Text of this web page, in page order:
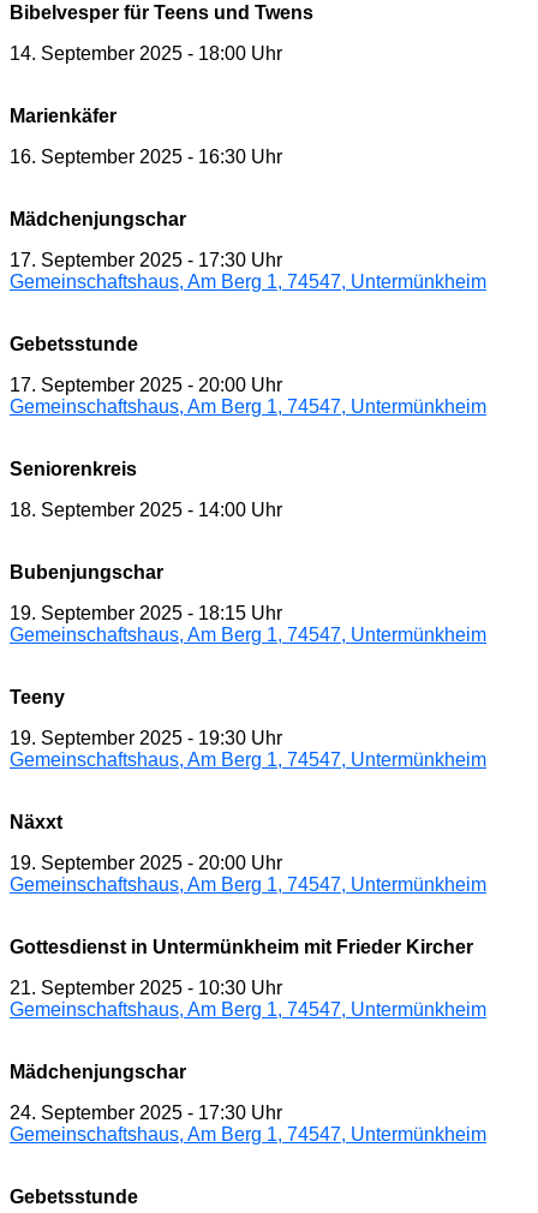
Bibelvesper für Teens und Twens
14. September 2025 - 18:00 Uhr
Marienkäfer
16. September 2025 - 16:30 Uhr
Mädchenjungschar
17. September 2025 - 17:30 Uhr
Gemeinschaftshaus, Am Berg 1, 74547, Untermünkheim
Gebetsstunde
17. September 2025 - 20:00 Uhr
Gemeinschaftshaus, Am Berg 1, 74547, Untermünkheim
Seniorenkreis
18. September 2025 - 14:00 Uhr
Bubenjungschar
19. September 2025 - 18:15 Uhr
Gemeinschaftshaus, Am Berg 1, 74547, Untermünkheim
Teeny
19. September 2025 - 19:30 Uhr
Gemeinschaftshaus, Am Berg 1, 74547, Untermünkheim
Näxxt
19. September 2025 - 20:00 Uhr
Gemeinschaftshaus, Am Berg 1, 74547, Untermünkheim
Gottesdienst in Untermünkheim mit Frieder Kircher
21. September 2025 - 10:30 Uhr
Gemeinschaftshaus, Am Berg 1, 74547, Untermünkheim
Mädchenjungschar
24. September 2025 - 17:30 Uhr
Gemeinschaftshaus, Am Berg 1, 74547, Untermünkheim
Gebetsstunde